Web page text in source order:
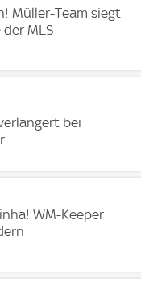
Müller-Team siegt
MLS
bei
WM-Keeper